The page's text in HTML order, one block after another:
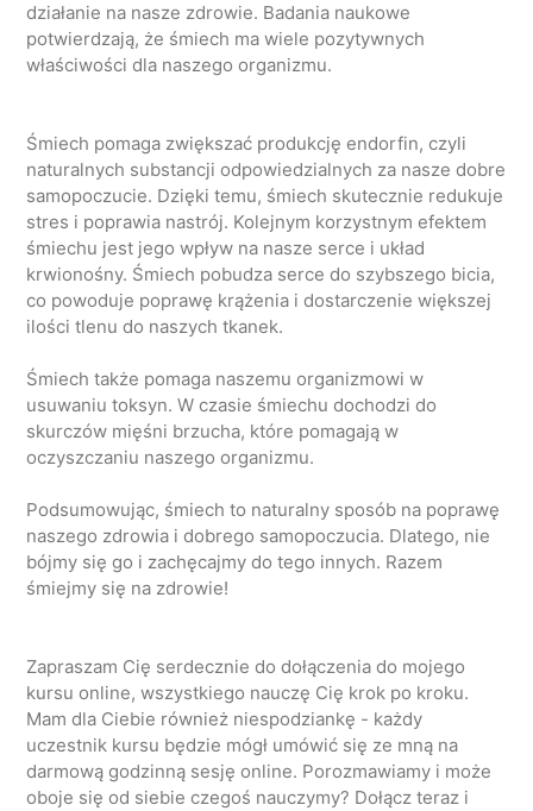
działanie na nasze zdrowie. Badania naukowe
potwierdzają, że śmiech ma wiele pozytywnych
właściwości dla naszego organizmu.
Śmiech pomaga zwiększać produkcję endorfin, czyli
naturalnych substancji odpowiedzialnych za nasze dobre
samopoczucie. Dzięki temu, śmiech skutecznie redukuje
stres i poprawia nastrój. Kolejnym korzystnym efektem
śmiechu jest jego wpływ na nasze serce i układ
krwionośny. Śmiech pobudza serce do szybszego bicia,
co powoduje poprawę krążenia i dostarczenie większej
ilości tlenu do naszych tkanek.
Śmiech także pomaga naszemu organizmowi w
usuwaniu toksyn. W czasie śmiechu dochodzi do
skurczów mięśni brzucha, które pomagają w
oczyszczaniu naszego organizmu.
Podsumowując, śmiech to naturalny sposób na poprawę
naszego zdrowia i dobrego samopoczucia. Dlatego, nie
bójmy się go i zachęcajmy do tego innych. Razem
śmiejmy się na zdrowie!
Zapraszam Cię serdecznie do dołączenia do mojego
kursu online, wszystkiego nauczę Cię krok po kroku.
Mam dla Ciebie również niespodziankę - każdy
uczestnik kursu będzie mógł umówić się ze mną na
darmową godzinną sesję online. Porozmawiamy i może
oboje się od siebie czegoś nauczymy? Dołącz teraz i